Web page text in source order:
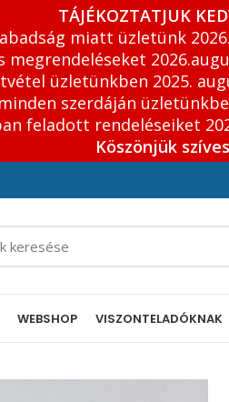
TÁJÉKOZTATJUK
miatt üzletünk
megrendeléseket
üzletünkben 2025.
szerdáján
feladott rendeléseiket
Köszönjük
WEBSHOP VISZONTELADÓKNAK